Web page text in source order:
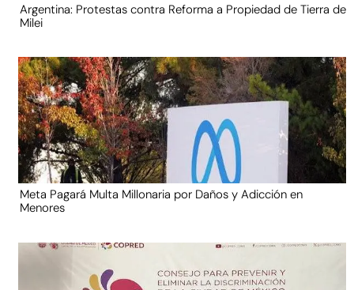
Argentina: Protestas contra Reforma a Propiedad de Tierra de
Milei
Meta Pagará Multa Millonaria por Daños y Adicción en
Menores